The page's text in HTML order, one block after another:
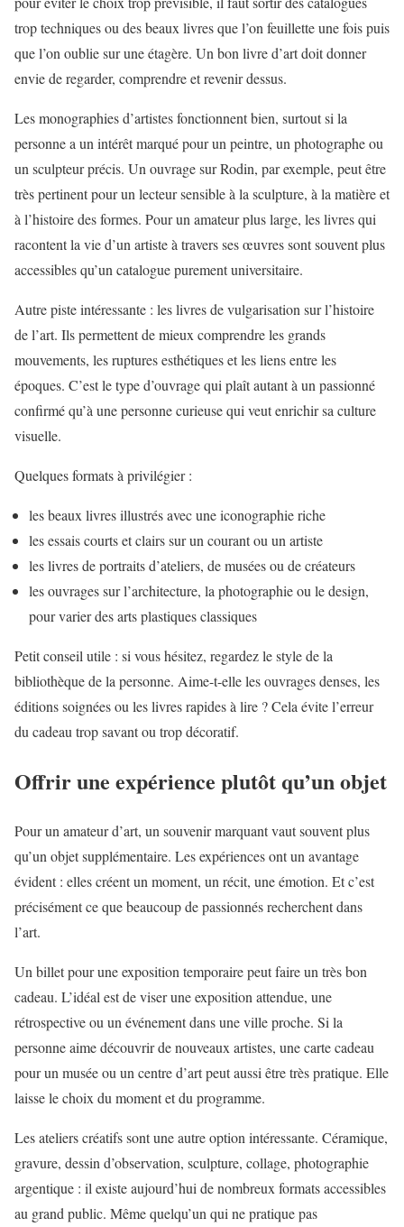
trop techniques ou des beaux livres que l’on feuillette une fois puis
que l’on oublie sur une étagère. Un bon livre d’art doit donner
envie de regarder, comprendre et revenir dessus.
Les monographies d’artistes fonctionnent bien, surtout si la
personne a un intérêt marqué pour un peintre, un photographe ou
un sculpteur précis. Un ouvrage sur Rodin, par exemple, peut être
très pertinent pour un lecteur sensible à la sculpture, à la matière et
à l’histoire des formes. Pour un amateur plus large, les livres qui
racontent la vie d’un artiste à travers ses œuvres sont souvent plus
accessibles qu’un catalogue purement universitaire.
Autre piste intéressante : les livres de vulgarisation sur l’histoire
de l’art. Ils permettent de mieux comprendre les grands
mouvements, les ruptures esthétiques et les liens entre les
époques. C’est le type d’ouvrage qui plaît autant à un passionné
confirmé qu’à une personne curieuse qui veut enrichir sa culture
visuelle.
Quelques formats à privilégier :
les beaux livres illustrés avec une iconographie riche
les essais courts et clairs sur un courant ou un artiste
les livres de portraits d’ateliers, de musées ou de créateurs
les ouvrages sur l’architecture, la photographie ou le design,
pour varier des arts plastiques classiques
Petit conseil utile : si vous hésitez, regardez le style de la
bibliothèque de la personne. Aime-t-elle les ouvrages denses, les
éditions soignées ou les livres rapides à lire ? Cela évite l’erreur
du cadeau trop savant ou trop décoratif.
Offrir une expérience plutôt qu’un objet
Pour un amateur d’art, un souvenir marquant vaut souvent plus
qu’un objet supplémentaire. Les expériences ont un avantage
évident : elles créent un moment, un récit, une émotion. Et c’est
précisément ce que beaucoup de passionnés recherchent dans
l’art.
Un billet pour une exposition temporaire peut faire un très bon
cadeau. L’idéal est de viser une exposition attendue, une
rétrospective ou un événement dans une ville proche. Si la
personne aime découvrir de nouveaux artistes, une carte cadeau
pour un musée ou un centre d’art peut aussi être très pratique. Elle
laisse le choix du moment et du programme.
Les ateliers créatifs sont une autre option intéressante. Céramique,
gravure, dessin d’observation, sculpture, collage, photographie
argentique : il existe aujourd’hui de nombreux formats accessibles
au grand public. Même quelqu’un qui ne pratique pas